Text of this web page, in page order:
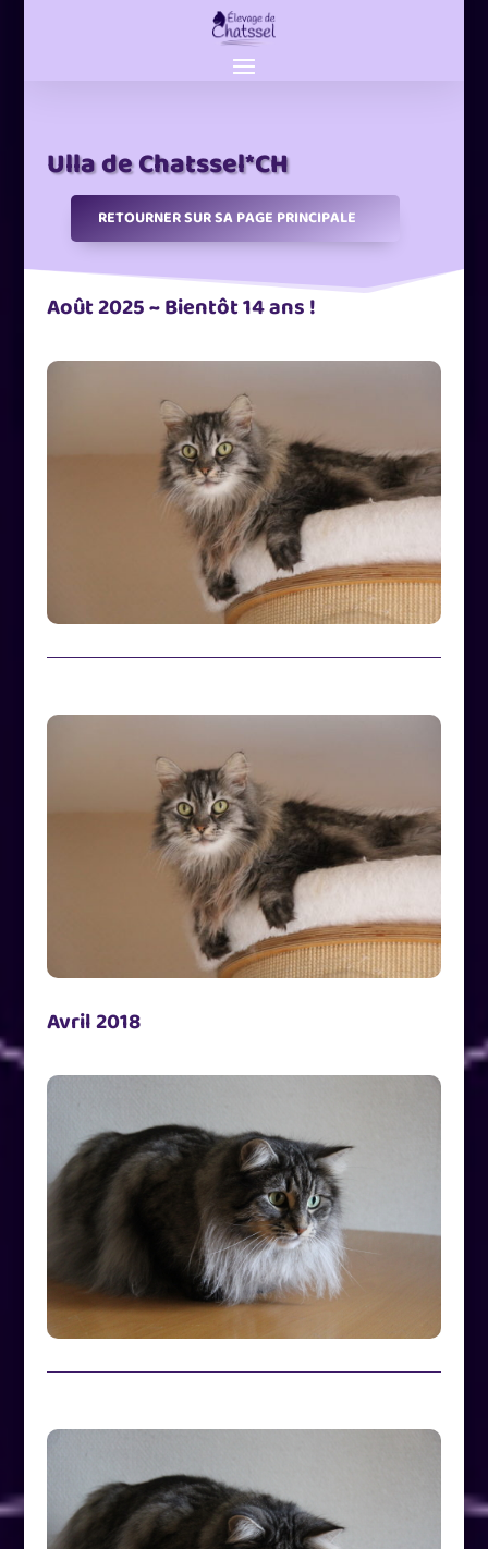
Ulla de Chatssel*CH
RETOURNER SUR SA PAGE PRINCIPALE
Août 2025 ~ Bientôt 14 ans !
Avril 2018